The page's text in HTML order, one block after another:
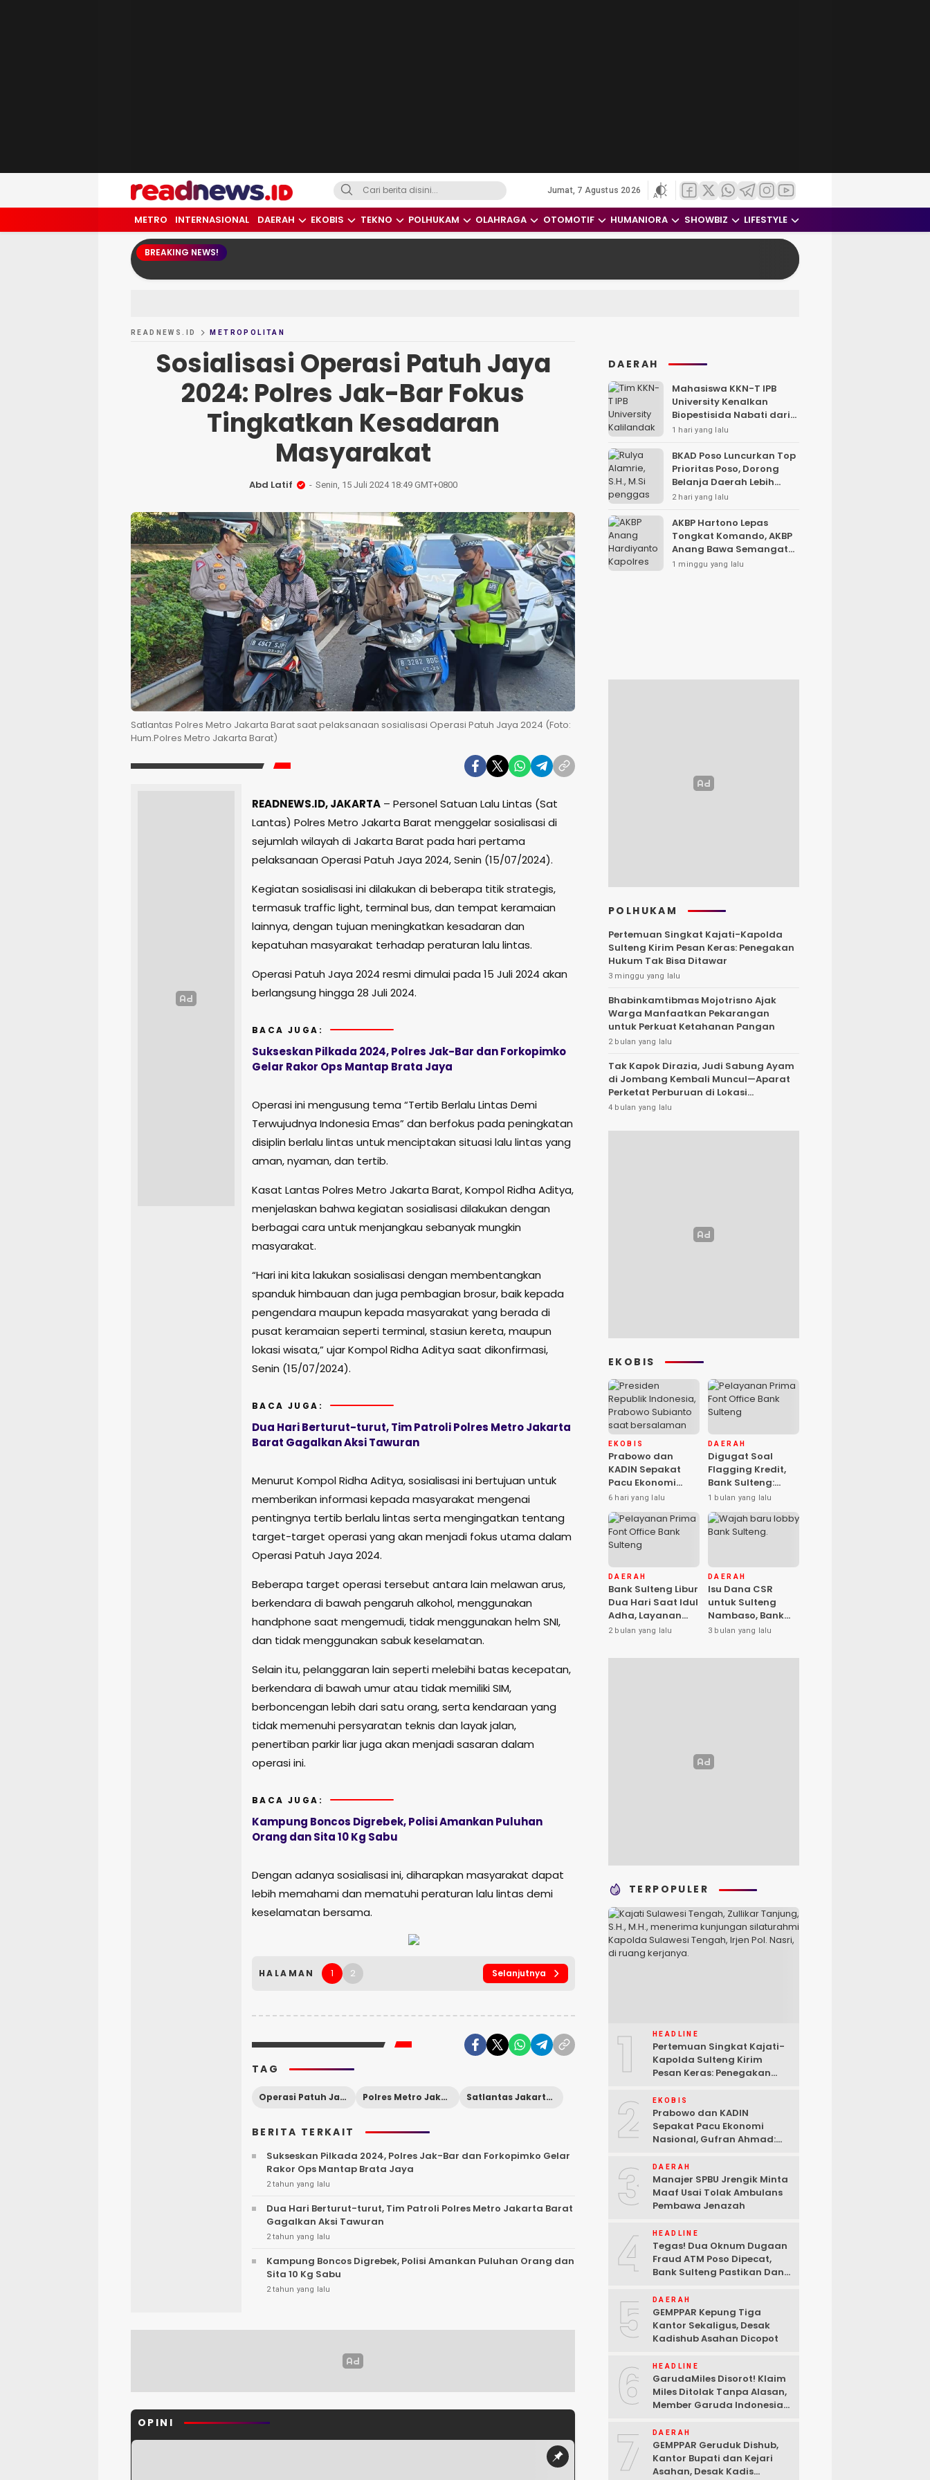
readnews.id
Berita Terkini, Update Terbaru Hari ini dari Indonesia dan Dunia
Jumat, 7 Agustus 2026
METRO INTERNASIONAL DAERAH EKOBIS TEKNO POLHUKAM OLAHRAGA OTOMOTIF HUMANIORA SHOWBIZ LIFESTYLE
BREAKING NEWS!
READNEWS.ID METROPOLITAN
Sosialisasi Operasi Patuh Jaya
2024: Polres Jak-Bar Fokus
Tingkatkan Kesadaran
Masyarakat
Abd Latif Senin, 15 Juli 2024 18:49 GMT+0800
Satlantas Polres Metro Jakarta Barat saat pelaksanaan sosialisasi Operasi Patuh Jaya 2024 (Foto:
Hum.Polres Metro Jakarta Barat)
READNEWS.ID, JAKARTA – Personel Satuan Lalu Lintas (Sat
Lantas) Polres Metro Jakarta Barat menggelar sosialisasi di
sejumlah wilayah di Jakarta Barat pada hari pertama
pelaksanaan Operasi Patuh Jaya 2024, Senin (15/07/2024).
Kegiatan sosialisasi ini dilakukan di beberapa titik strategis,
termasuk traffic light, terminal bus, dan tempat keramaian
lainnya, dengan tujuan meningkatkan kesadaran dan
kepatuhan masyarakat terhadap peraturan lalu lintas.
Operasi Patuh Jaya 2024 resmi dimulai pada 15 Juli 2024 akan
berlangsung hingga 28 Juli 2024.
BACA JUGA:
Sukseskan Pilkada 2024, Polres Jak-Bar dan Forkopimko
Gelar Rakor Ops Mantap Brata Jaya
Operasi ini mengusung tema “Tertib Berlalu Lintas Demi
Terwujudnya Indonesia Emas” dan berfokus pada peningkatan
disiplin berlalu lintas untuk menciptakan situasi lalu lintas yang
aman, nyaman, dan tertib.
Kasat Lantas Polres Metro Jakarta Barat, Kompol Ridha Aditya,
menjelaskan bahwa kegiatan sosialisasi dilakukan dengan
berbagai cara untuk menjangkau sebanyak mungkin
masyarakat.
“Hari ini kita lakukan sosialisasi dengan membentangkan
spanduk himbauan dan juga pembagian brosur, baik kepada
pengendara maupun kepada masyarakat yang berada di
pusat keramaian seperti terminal, stasiun kereta, maupun
lokasi wisata,” ujar Kompol Ridha Aditya saat dikonfirmasi,
Senin (15/07/2024).
BACA JUGA:
Dua Hari Berturut-turut, Tim Patroli Polres Metro Jakarta
Barat Gagalkan Aksi Tawuran
Menurut Kompol Ridha Aditya, sosialisasi ini bertujuan untuk
memberikan informasi kepada masyarakat mengenai
pentingnya tertib berlalu lintas serta mengingatkan tentang
target-target operasi yang akan menjadi fokus utama dalam
Operasi Patuh Jaya 2024.
Beberapa target operasi tersebut antara lain melawan arus,
berkendara di bawah pengaruh alkohol, menggunakan
handphone saat mengemudi, tidak menggunakan helm SNI,
dan tidak menggunakan sabuk keselamatan.
Selain itu, pelanggaran lain seperti melebihi batas kecepatan,
berkendara di bawah umur atau tidak memiliki SIM,
berboncengan lebih dari satu orang, serta kendaraan yang
tidak memenuhi persyaratan teknis dan layak jalan,
penertiban parkir liar juga akan menjadi sasaran dalam
operasi ini.
BACA JUGA:
Kampung Boncos Digrebek, Polisi Amankan Puluhan
Orang dan Sita 10 Kg Sabu
Dengan adanya sosialisasi ini, diharapkan masyarakat dapat
lebih memahami dan mematuhi peraturan lalu lintas demi
keselamatan bersama.
HALAMAN 1 2 Selanjutnya
TAG
Operasi Patuh Jaya Polres Metro Jakarta Barat Satlantas Jakarta Barat
BERITA TERKAIT
Sukseskan Pilkada 2024, Polres Jak-Bar dan Forkopimko Gelar
Rakor Ops Mantap Brata Jaya
2 tahun yang lalu
Dua Hari Berturut-turut, Tim Patroli Polres Metro Jakarta Barat
Gagalkan Aksi Tawuran
2 tahun yang lalu
Kampung Boncos Digrebek, Polisi Amankan Puluhan Orang dan
Sita 10 Kg Sabu
2 tahun yang lalu
OPINI
DAERAH
Mahasiswa KKN-T IPB
University Kenalkan
Biopestisida Nabati dari
Daun Pepaya
1 hari yang lalu
BKAD Poso Luncurkan Top
Prioritas Poso, Dorong
Belanja Daerah Lebih
Efektif dan Tepat
2 hari yang lalu
AKBP Hartono Lepas
Tongkat Komando, AKBP
Anang Bawa Semangat
Baru untuk Polres
1 minggu yang lalu
POLHUKAM
Pertemuan Singkat Kajati-Kapolda
Sulteng Kirim Pesan Keras: Penegakan
Hukum Tak Bisa Ditawar
3 minggu yang lalu
Bhabinkamtibmas Mojotrisno Ajak
Warga Manfaatkan Pekarangan
untuk Perkuat Ketahanan Pangan
2 bulan yang lalu
Tak Kapok Dirazia, Judi Sabung Ayam
di Jombang Kembali Muncul—Aparat
Perketat Perburuan di Lokasi
Tersembunyi
4 bulan yang lalu
EKOBIS
EKOBIS
Prabowo dan
KADIN Sepakat
Pacu Ekonomi
Nasional, Gufran
Ahmad: Sulteng
Siap Ambil Peran
6 hari yang lalu
DAERAH
Digugat Soal
Flagging Kredit,
Bank Sulteng:
Kebijakan Berlaku
untuk Seluruh
Debitur ASN
1 bulan yang lalu
DAERAH
Bank Sulteng Libur
Dua Hari Saat Idul
Adha, Layanan
Kas Kembali
2 bulan yang lalu
DAERAH
Isu Dana CSR
untuk Sulteng
Nambaso, Bank
Sulteng Tegas
3 bulan yang lalu
TERPOPULER
1 HEADLINE
Pertemuan Singkat Kajati-
Kapolda Sulteng Kirim
Pesan Keras: Penegakan
2 EKOBIS
Prabowo dan KADIN
Sepakat Pacu Ekonomi
Nasional, Gufran Ahmad:
3 DAERAH
Manajer SPBU Jrengik Minta
Maaf Usai Tolak Ambulans
Pembawa Jenazah
4 HEADLINE
Tegas! Dua Oknum Dugaan
Fraud ATM Poso Dipecat,
Bank Sulteng Pastikan Dana
5 DAERAH
GEMPPAR Kepung Tiga
Kantor Sekaligus, Desak
Kadishub Asahan Dicopot
6 HEADLINE
GarudaMiles Disorot! Klaim
Miles Ditolak Tanpa Alasan,
Member Garuda Indonesia
7 DAERAH
GEMPPAR Geruduk Dishub,
Kantor Bupati dan Kejari
Asahan, Desak Kadis